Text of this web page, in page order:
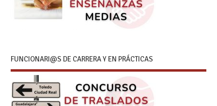
FUNCIONARI@S DE CARRERA Y EN PRÁCTICAS